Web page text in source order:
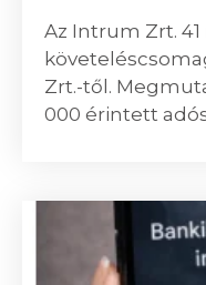
Az Intrum Zrt.
Zrt.-től.
000 érintett